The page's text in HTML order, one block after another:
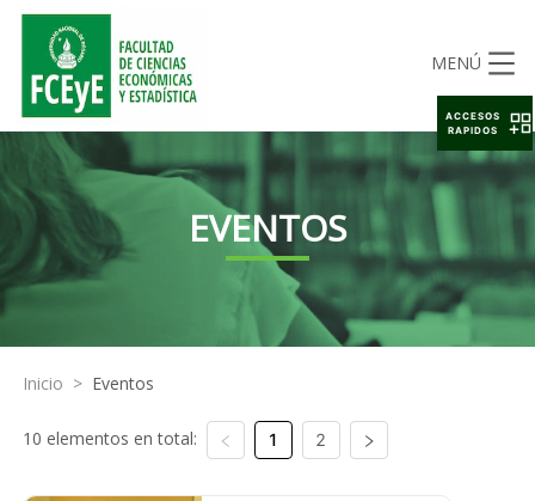
MENÚ
EVENTOS
Inicio > Eventos
10 elementos en total: 1 2
ACCESOS
RAPIDOS